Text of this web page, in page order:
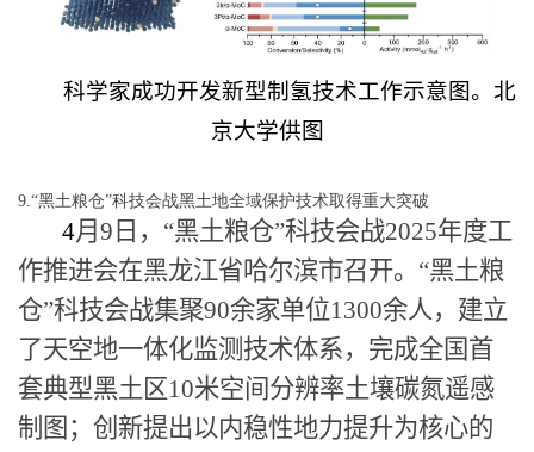
科学家成功开发新型制氢技术工作示意图。北
京大学供图
9.“黑土粮仓”科技会战黑土地全域保护技术取得重大突破
4月9 日，“黑土粮仓”科技会战2025年度工
作推进会在黑龙江省哈尔滨市召开。“黑土粮
仓”科技会战集聚90余家单位1300余人，建立
了天空地一体化监测技术体系，完成全国首
套典型黑土区10米空间分辨率土壤碳氮遥感
制图；创新提出以内稳性地力提升为核心的